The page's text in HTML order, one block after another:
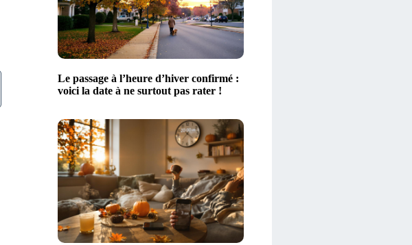
Le passage à l’heure d’hiver confirmé :
voici la date à ne surtout pas rater !